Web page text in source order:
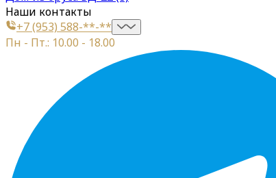
Наши контакты
+7 (953) 588-**-**
Пн - Пт.: 10.00 - 18.00